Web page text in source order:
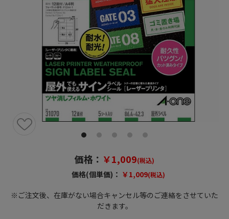
価格： ￥1,009(税込)
価格(個単価)： ￥1,009(税込)
※ご注文後、在庫がない場合キャンセル等のご連絡をさせていた
だきます。